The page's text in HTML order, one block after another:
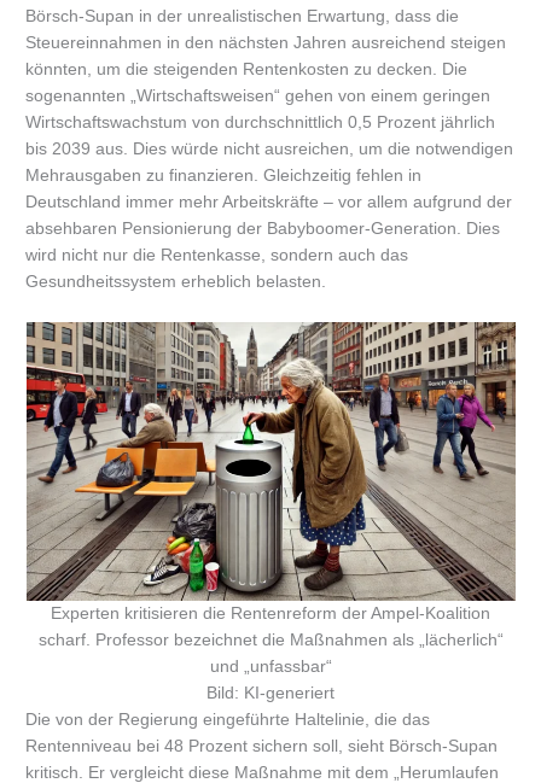
Börsch-Supan in der unrealistischen Erwartung, dass die
Steuereinnahmen in den nächsten Jahren ausreichend steigen
könnten, um die steigenden Rentenkosten zu decken. Die
sogenannten „Wirtschaftsweisen“ gehen von einem geringen
Wirtschaftswachstum von durchschnittlich 0,5 Prozent jährlich
bis 2039 aus. Dies würde nicht ausreichen, um die notwendigen
Mehrausgaben zu finanzieren. Gleichzeitig fehlen in
Deutschland immer mehr Arbeitskräfte – vor allem aufgrund der
absehbaren Pensionierung der Babyboomer-Generation. Dies
wird nicht nur die Rentenkasse, sondern auch das
Gesundheitssystem erheblich belasten.
Experten kritisieren die Rentenreform der Ampel-Koalition
scharf. Professor bezeichnet die Maßnahmen als „lächerlich“
und „unfassbar“
Bild: KI-generiert
Die von der Regierung eingeführte Haltelinie, die das
Rentenniveau bei 48 Prozent sichern soll, sieht Börsch-Supan
kritisch. Er vergleicht diese Maßnahme mit dem „Herumlaufen